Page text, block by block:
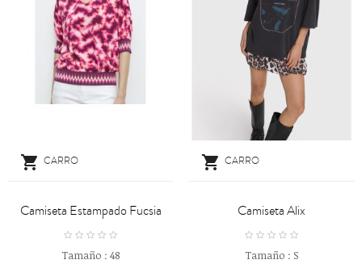
 CARRO
Camiseta Estampado Fucsia
Tamaño : 48
 CARRO
Camiseta Alix
Tamaño : S